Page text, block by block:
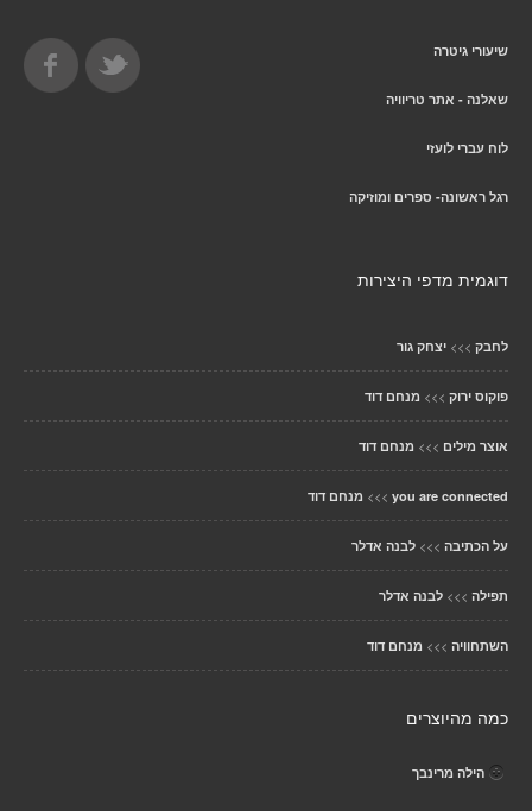
שיעורי גיטרה
שאלנה - אתר טריוויה
לוח עברי לועזי
רגל ראשונה- ספרים ומוזיקה
דוגמית מדפי היצירות
לחבק >>> יצחק גור
פוקוס ירוק >>> מנחם דוד
אוצר מילים >>> מנחם דוד
you are connected
>>> מנחם דוד
על הכתיבה >>> לבנה אדלר
תפילה >>> לבנה אדלר
השתחוויה >>> מנחם דוד
כמה מהיוצרים
הילה מרינבך